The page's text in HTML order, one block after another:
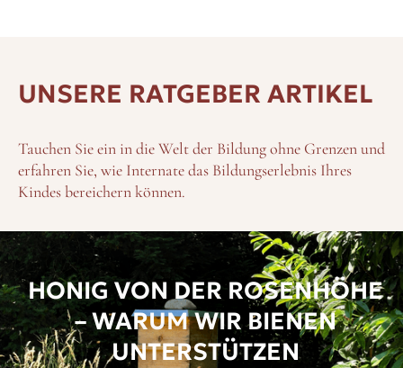
UNSERE RATGEBER ARTIKEL
Tauchen Sie ein in die Welt der Bildung ohne Grenzen und
erfahren Sie, wie Internate das Bildungserlebnis Ihres
Kindes bereichern können.
HONIG VON DER ROSENHÖHE
– WARUM WIR BIENEN
UNTERSTÜTZEN